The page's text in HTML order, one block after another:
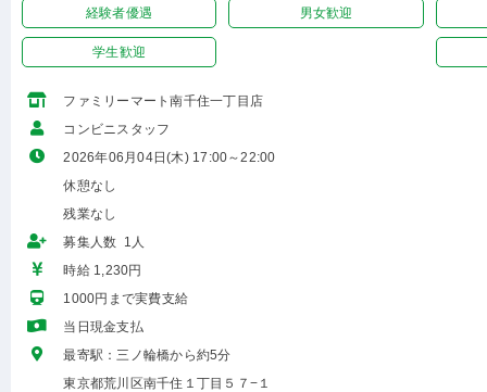
経験者優遇 男女歓迎
学生歓迎
ファミリーマート南千住一丁目店
コンビニスタッフ
2026年06月04日(木) 17:00～22:00
休憩なし
残業なし
募集人数 1人
時給 1,230円
1000円まで実費支給
当日現金支払
最寄駅：三ノ輪橋から約5分
東京都荒川区南千住１丁目５７−１